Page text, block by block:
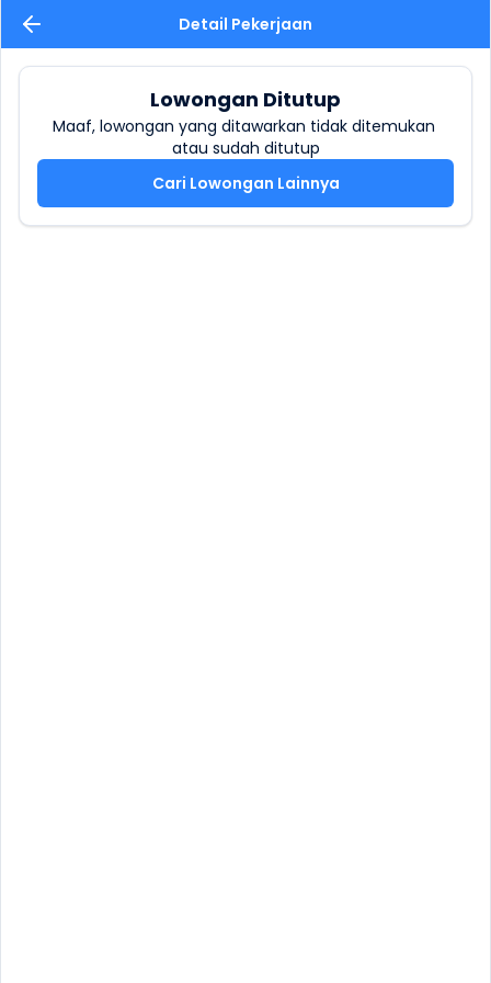
Detail Pekerjaan
Lowongan Ditutup
Maaf, lowongan yang ditawarkan tidak ditemukan
atau sudah ditutup
Cari Lowongan Lainnya